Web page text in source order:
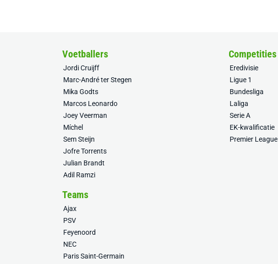
Voetballers
Jordi Cruijff
Marc-André ter Stegen
Mika Godts
Marcos Leonardo
Joey Veerman
Míchel
Sem Steijn
Jofre Torrents
Julian Brandt
Adil Ramzi
Competities
Eredivisie
Ligue 1
Bundesliga
Laliga
Serie A
EK-kwalificatie
Premier League
Teams
Ajax
PSV
Feyenoord
NEC
Paris Saint-Germain